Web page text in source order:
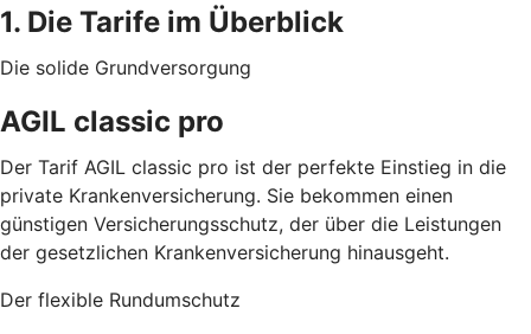
1. Die Tarife im Überblick
Die solide Grundversorgung
AGIL classic pro
Der Tarif AGIL classic pro ist der perfekte Einstieg in die
private Krankenversicherung. Sie bekommen einen
günstigen Versicherungsschutz, der über die Leistungen
der gesetzlichen Krankenversicherung hinausgeht.
Der flexible Rundumschutz